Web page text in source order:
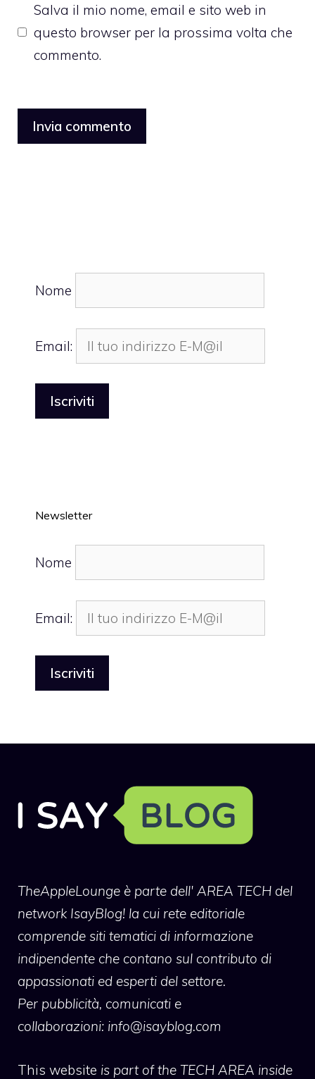
Salva il mio nome, email e sito web in
questo browser per la prossima volta che
commento.
Nome
Email:
Newsletter
Nome
Email:
TheAppleLounge è parte dell' AREA TECH del
network IsayBlog! la cui rete editoriale
comprende siti tematici di informazione
indipendente che contano sul contributo di
appassionati ed esperti del settore.
Per pubblicità, comunicati e
collaborazioni: info@isayblog.com
This website is part of the TECH AREA inside